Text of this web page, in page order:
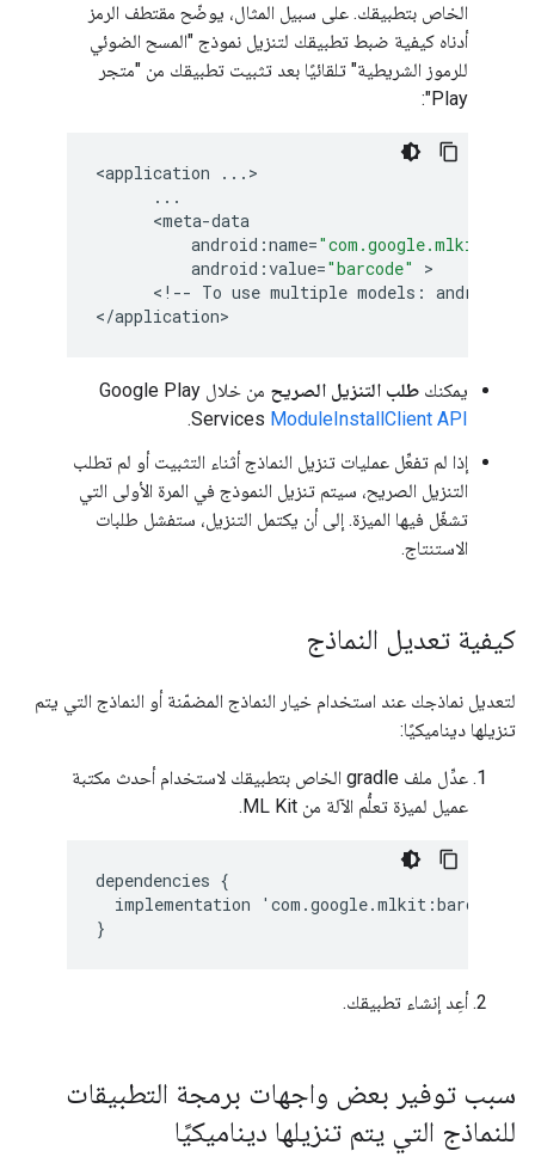
الخاص بتطبيقك. على سبيل المثال، يوضّح مقتطف الرمز
أدناه كيفية ضبط تطبيقك لتنزيل نموذج "المسح الضوئي
للرموز الشريطية" تلقائيًا بعد تثبيت تطبيقك من "متجر
Play":
<application ... >
...
      <
meta-data
android :name=
android :value="barcode"
>
      <
! -- To use multiple models : android
</application
يمكنك طلب التنزيل الصريح
من خلال Google Play
Services ModuleInstallClient API
.
إذا لم تفعِّل عمليات تنزيل النماذج أثناء التثبيت أو لم تطلب
التنزيل الصريح، سيتم تنزيل النموذج في المرة الأولى التي
تشغّل فيها الميزة. إلى أن يكتمل التنزيل، ستفشل طلبات
الاستنتاج.
كيفية تعديل النماذج
لتعديل نماذجك عند استخدام خيار النماذج المضمّنة أو النماذج التي يتم
تنزيلها ديناميكيًا:
عدِّل ملف gradle الخاص بتطبيقك لاستخدام أحدث مكتبة
عميل لميزة تعلُّم الآلة من ML Kit.
dependencies {
implementation
' com .google.mlkit :barcode
}
أعِد إنشاء تطبيقك.
سبب توفير بعض واجهات برمجة التطبيقات
للنماذج التي يتم تنزيلها ديناميكيًا